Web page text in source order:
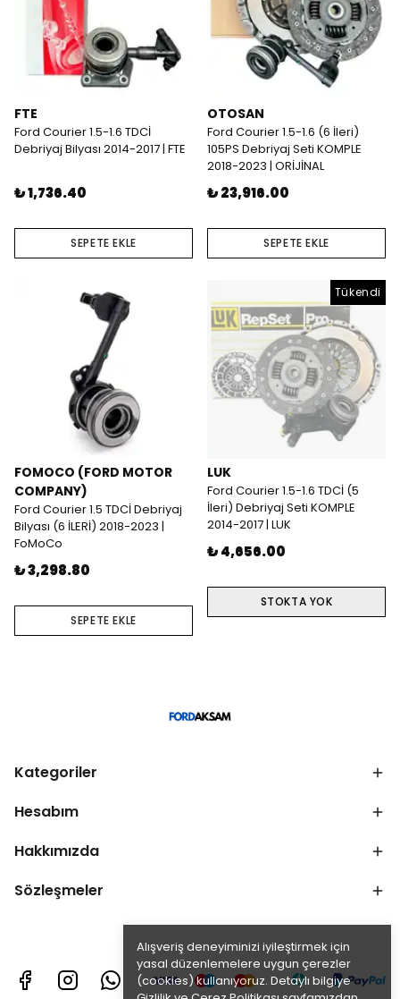
Alışveriş deneyiminizi iyileştirmek için
yasal düzenlemelere uygun çerezler
(cookies) kullanıyoruz. Detaylı bilgiye
FTE
Ford Courier 1.5-1.6 TDCİ
Debriyaj Bilyası 2014-2017 | FTE
₺ 1,736.40
SEPETE EKLE
OTOSAN
Ford Courier 1.5-1.6 (6 İleri)
105PS Debriyaj Seti KOMPLE
2018-2023 | ORİJİNAL
₺ 23,916.00
SEPETE EKLE
FOMOCO (FORD MOTOR
COMPANY)
Ford Courier 1.5 TDCİ Debriyaj
Bilyası (6 İLERİ) 2018-2023 |
FoMoCo
₺ 3,298.80
SEPETE EKLE
Tükendi
LUK
Ford Courier 1.5-1.6 TDCİ (5
İleri) Debriyaj Seti KOMPLE
2014-2017 | LUK
₺ 4,656.00
STOKTA YOK
Kategoriler
Hesabım
Hakkımızda
Sözleşmeler